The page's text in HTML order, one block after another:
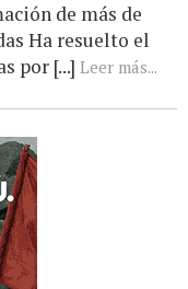
de más de
Ha resuelto el
por [...] Leer más...